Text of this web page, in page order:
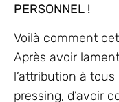
PERSONNEL !
Voilà comment
Après avoir
l’attribution à
pressing, d’avoir